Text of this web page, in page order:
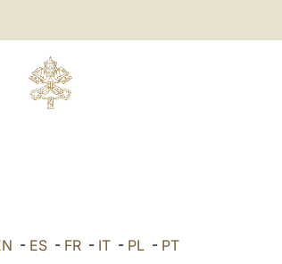
- ES - FR - IT - PL - PT